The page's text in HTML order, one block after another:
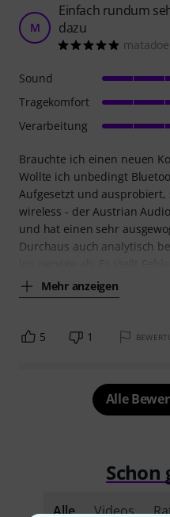
M
Einfach rundum
dazu
Brauchte ich einen neuen
Wollte ich unbedingt
Aufgesetzt und ausprobiert,
wireless - der Austrian
und hat einen sehr
Durchaus auch analytisch
Mehr anzeigen
Sound
Tragekomfort
Verarbeitung
5 1
Alle
Schon
Alle Videos